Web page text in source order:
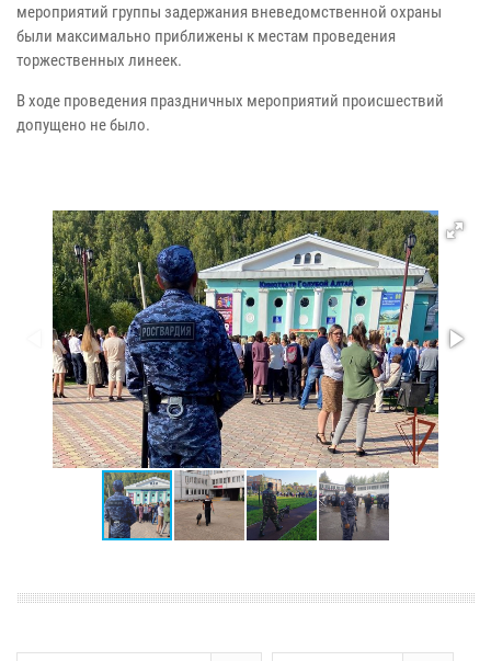
мероприятий группы задержания вневедомственной охраны
были максимально приближены к местам проведения
торжественных линеек.
В ходе проведения праздничных мероприятий происшествий
допущено не было.